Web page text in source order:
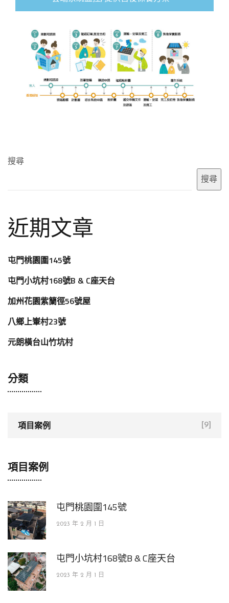
搜尋
搜尋
近期文章
屯門桃園圍145號
屯門小坑村168號B & C座天台
加州花園紫籣徑56號屋
八鄉上輋村23號
元朗橫台山竹坑村
分類
項目案例 [9]
項目案例
屯門桃園圍145號
2023 年 2 月 1 日
屯門小坑村168號B & C座天台
2023 年 2 月 1 日